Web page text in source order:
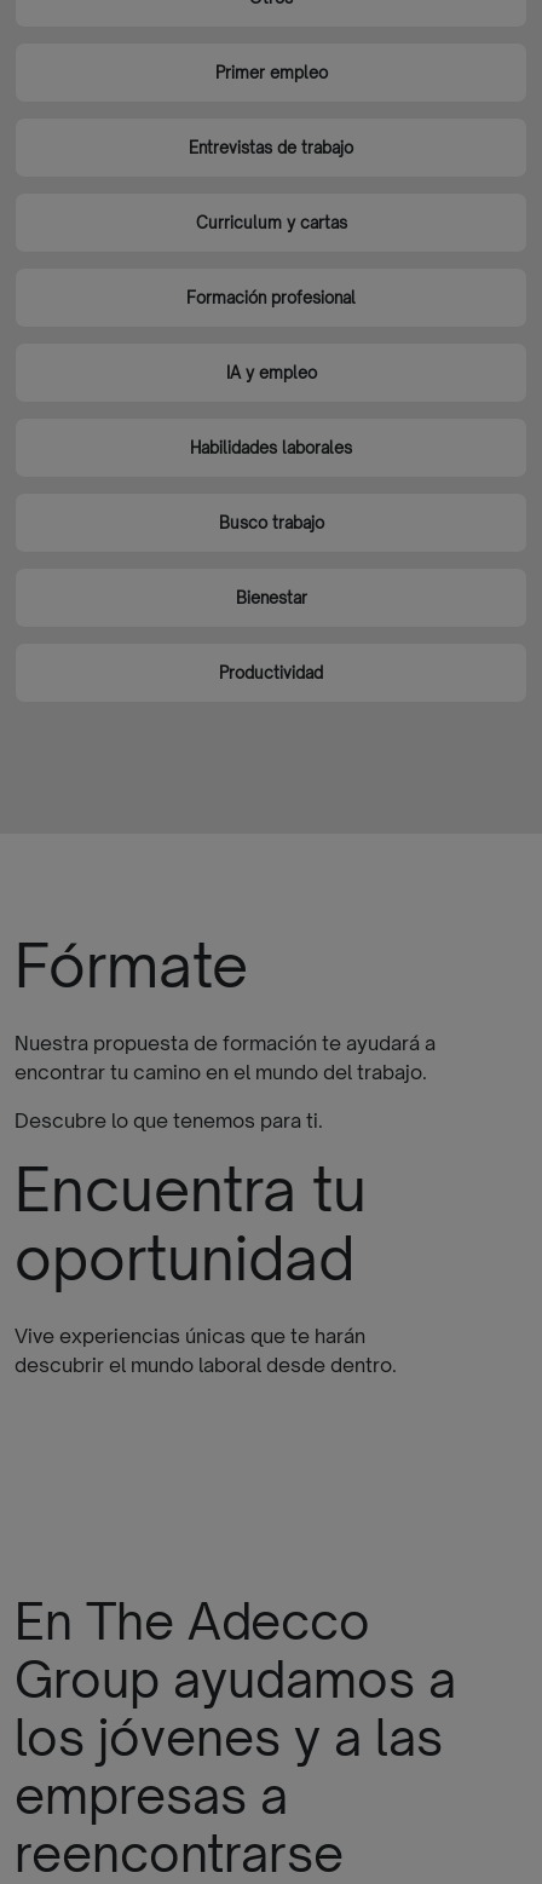
Primer empleo
Entrevistas de trabajo
Curriculum y cartas
Formación profesional
IA y empleo
Habilidades laborales
Busco trabajo
Bienestar
Productividad
Fórmate
Nuestra propuesta de formación te ayudará a
encontrar tu camino en el mundo del trabajo.
Descubre lo que tenemos para ti.
Encuentra tu
oportunidad
Vive experiencias únicas que te harán
descubrir el mundo laboral desde dentro.
En The Adecco
Group ayudamos a
los jóvenes y a las
empresas a
reencontrarse